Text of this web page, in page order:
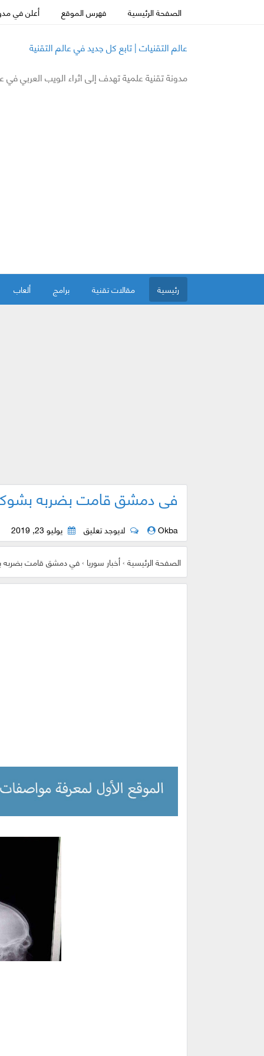
الصفحة الرئيسية فهرس الموقع أعلن في
عالم التقنيات | تابع كل جديد في عالم التقنية
مدونة تقنية علمية تهدف إلى اثراء الويب العربي
رئيسية مقالات تقنية برامج ألعاب
Okba لايوجد تعليق يوليو 23, 2019
الصفحة الرئيسية›أخبار سوريا›في دمشق قامت بضربه